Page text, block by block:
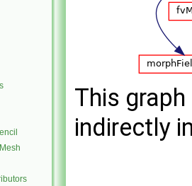
This
indirectly